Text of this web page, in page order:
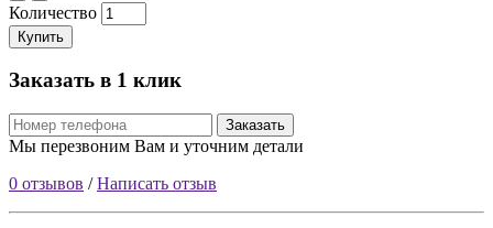
Количество
Купить
Заказать в 1 клик
Заказать
Мы перезвоним Вам и уточним детали
0 отзывов /Написать отзыв